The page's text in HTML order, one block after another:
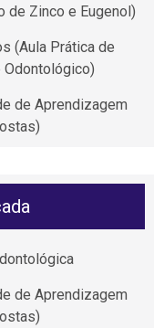
de Zinco e Eugenol)
(Aula Prática de
Odontológico)
de Aprendizagem
de Aprendizagem